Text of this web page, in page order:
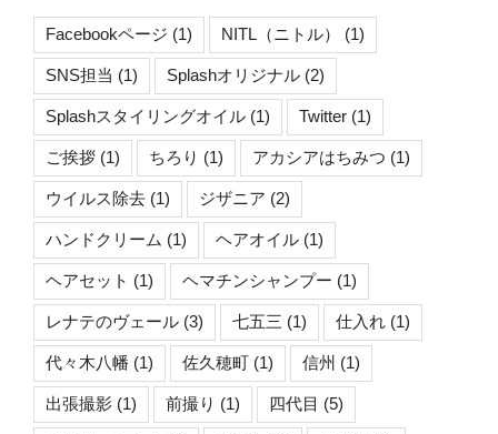
Facebookページ (1) NITL（ニトル） (1)
SNS担当 (1) Splashオリジナル (2)
Splashスタイリングオイル (1) Twitter (1)
ご挨拶 (1) ちろり (1) アカシアはちみつ (1)
ウイルス除去 (1) ジザニア (2)
ハンドクリーム (1) ヘアオイル (1)
ヘアセット (1) ヘマチンシャンプー (1)
レナテのヴェール (3) 七五三 (1) 仕入れ (1)
代々木八幡 (1) 佐久穂町 (1) 信州 (1)
出張撮影 (1) 前撮り (1) 四代目 (5)